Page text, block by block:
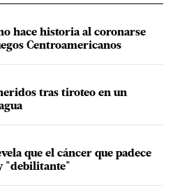
hace historia al coronarse
Centroamericanos
tras tiroteo en un
que el cáncer que padece
"debilitante"